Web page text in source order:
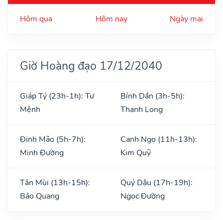
Hôm qua Hôm nay Ngày mai
Giờ Hoàng đạo 17/12/2040
Giáp Tý (23h-1h): Tư
Mệnh
Bính Dần (3h-5h):
Thanh Long
Đinh Mão (5h-7h):
Minh Đường
Canh Ngọ (11h-13h):
Kim Quỹ
Tân Mùi (13h-15h):
Bảo Quang
Quý Dậu (17h-19h):
Ngọc Đường